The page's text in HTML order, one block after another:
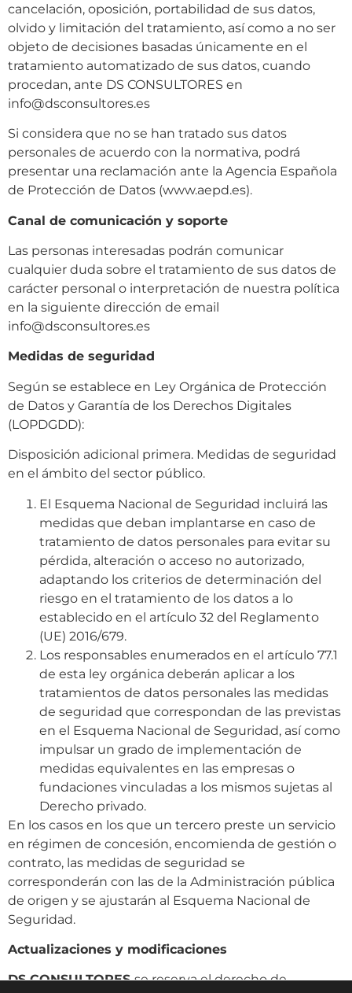
cancelación, oposición, portabilidad de sus datos,
olvido y limitación del tratamiento, así como a no ser
objeto de decisiones basadas únicamente en el
tratamiento automatizado de sus datos, cuando
procedan, ante DS CONSULTORES en
info@dsconsultores.es
Si considera que no se han tratado sus datos
personales de acuerdo con la normativa, podrá
presentar una reclamación ante la Agencia Española
de Protección de Datos (www.aepd.es).
Canal de comunicación y soporte
Las personas interesadas podrán comunicar
cualquier duda sobre el tratamiento de sus datos de
carácter personal o interpretación de nuestra política
en la siguiente dirección de email
info@dsconsultores.es
Medidas de seguridad
Según se establece en Ley Orgánica de Protección
de Datos y Garantía de los Derechos Digitales
(LOPDGDD):
Disposición adicional primera. Medidas de seguridad
en el ámbito del sector público.
El Esquema Nacional de Seguridad incluirá las
medidas que deban implantarse en caso de
tratamiento de datos personales para evitar su
pérdida, alteración o acceso no autorizado,
adaptando los criterios de determinación del
riesgo en el tratamiento de los datos a lo
establecido en el artículo 32 del Reglamento
(UE) 2016/679.
Los responsables enumerados en el artículo 77.1
de esta ley orgánica deberán aplicar a los
tratamientos de datos personales las medidas
de seguridad que correspondan de las previstas
en el Esquema Nacional de Seguridad, así como
impulsar un grado de implementación de
medidas equivalentes en las empresas o
fundaciones vinculadas a los mismos sujetas al
Derecho privado.
En los casos en los que un tercero preste un servicio
en régimen de concesión, encomienda de gestión o
contrato, las medidas de seguridad se
corresponderán con las de la Administración pública
de origen y se ajustarán al Esquema Nacional de
Seguridad.
Actualizaciones y modificaciones
DS CONSULTORESse reserva el derecho de